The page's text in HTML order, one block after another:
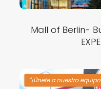
Mall of Berlin-
"¡Únete a nuestro